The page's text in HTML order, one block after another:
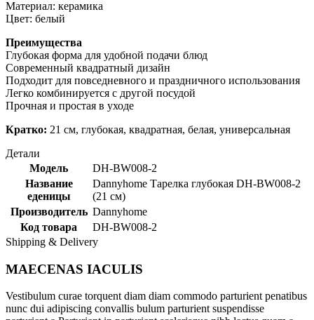
Материал: керамика
Цвет: белый
Преимущества
Глубокая форма для удобной подачи блюд
Современный квадратный дизайн
Подходит для повседневного и праздничного использования
Легко комбинируется с другой посудой
Прочная и простая в уходе
Кратко: 21 см, глубокая, квадратная, белая, универсальная
Детали
Модель
DH-BW008-2
Название
еденицы
Dannyhome Тарелка глубокая DH-BW008-2
(21 cм)
Производитель Dannyhome
Код товара
DH-BW008-2
Shipping & Delivery
MAECENAS IACULIS
Vestibulum curae torquent diam diam commodo parturient penatibus
nunc dui adipiscing convallis bulum parturient suspendisse